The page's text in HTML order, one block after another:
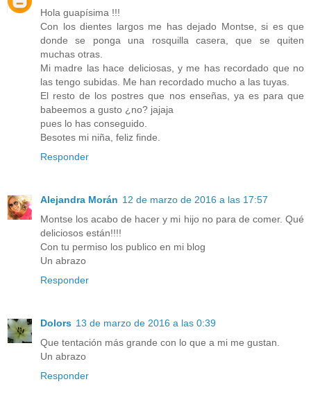
Hola guapísima !!!
Con los dientes largos me has dejado Montse, si es que
donde se ponga una rosquilla casera, que se quiten
muchas otras.
Mi madre las hace deliciosas, y me has recordado que no
las tengo subidas. Me han recordado mucho a las tuyas.
El resto de los postres que nos enseñas, ya es para que
babeemos a gusto ¿no? jajaja
pues lo has conseguido.
Besotes mi niña, feliz finde.
Responder
Alejandra Morán 12 de marzo de 2016 a las 17:57
Montse los acabo de hacer y mi hijo no para de comer. Qué
deliciosos están!!!!
Con tu permiso los publico en mi blog
Un abrazo
Responder
Dolors 13 de marzo de 2016 a las 0:39
Que tentación más grande con lo que a mi me gustan.
Un abrazo
Responder